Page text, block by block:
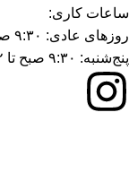
ساعات کاری:
روزهای عادی: ۹:۳۰ صبح تا ۶ عصر
پنج‌شنبه: ۹:۳۰ صبح تا ۲ ظهر